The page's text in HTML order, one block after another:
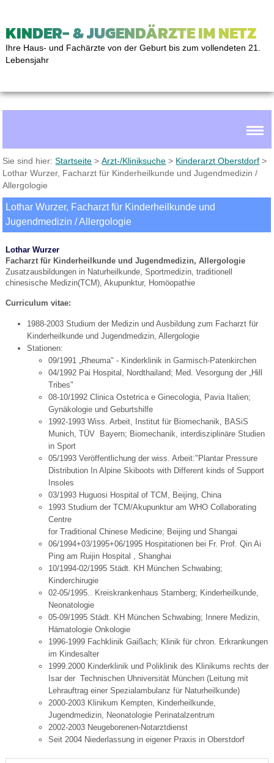
KINDER- & JUGENDÄRZTE IM NETZ
Ihre Haus- und Fachärzte von der Geburt bis zum vollendeten 21.
Lebensjahr
Sie sind hier:Startseite >Arzt-/Kliniksuche > Kinderarzt Oberstdorf >
Lothar Wurzer, Facharzt für Kinderheilkunde und Jugendmedizin /
Allergologie
Lothar Wurzer, Facharzt für Kinderheilkunde und
Jugendmedizin / Allergologie
Lothar Wurzer
Facharzt für Kinderheilkunde und Jugendmedizin, Allergologie
Zusatzausbildungen in Naturheilkunde, Sportmedizin, traditionell
chinesische Medizin(TCM), Akupunktur, Homöopathie
Curriculum vitae:
1988-2003 Studium der Medizin und Ausbildung zum Facharzt für
Kinderheilkunde und Jugendmedizin, Allergologie
Stationen:
09/1991 „Rheuma" - Kinderklinik in Garmisch-Patenkirchen
04/1992 Pai Hospital, Nordthailand; Med. Vesorgung der „Hill
Tribes"
08-10/1992 Clinica Ostetrica e Ginecologia, Pavia Italien;
Gynäkologie und Geburtshilfe
1992-1993 Wiss. Arbeit, Institut für Biomechanik, BASiS
Munich, TÜV Bayern; Biomechanik, interdisziplinäre Studien
in Sport
05/1993 Veröffentlichung der wiss. Arbeit:"Plantar Pressure
Distribution In Alpine Skiboots with Different kinds of Support
Insoles
03/1993 Huguosi Hospital of TCM, Beijing, China
1993 Studium der TCM/Akupunktur am WHO Collaborating
Centre
for Traditional Chinese Medicine; Beijing und Shangai
06/1994+03/1995+06/1995 Hospitationen bei Fr. Prof. Qin Ai
Ping am Ruijin Hospital , Shanghai
10/1994-02/1995 Städt. KH München Schwabing;
Kinderchirugie
02-05/1995.. Kreiskrankenhaus Starnberg; Kinderheilkunde,
Neonatologie
05-09/1995 Städt. KH München Schwabing; Innere Medizin,
Hämatologie Onkologie
1996-1999 Fachklinik Gaißach; Klinik für chron. Erkrankungen
im Kindesalter
1999.2000 Kinderklinik und Poliklinik des Klinikums rechts der
Isar der Technischen Uhniversität München (Leitung mit
Lehrauftrag einer Spezialambulanz für Naturheilkunde)
2000-2003 Klinikum Kempten, Kinderheilkunde,
Jugendmedizin, Neonatologie Perinatalzentrum
2002-2003 Neugeborenen-Notarztdienst
Seit 2004 Niederlassung in eigener Praxis in Oberstdorf